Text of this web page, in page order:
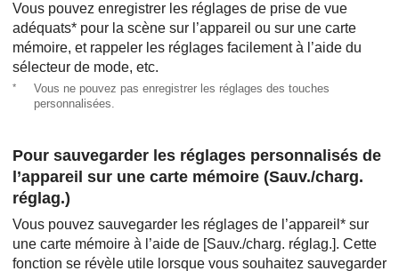
Vous pouvez enregistrer les réglages de prise de vue
adéquats* pour la scène sur l’appareil ou sur une carte
mémoire, et rappeler les réglages facilement à l’aide du
sélecteur de mode, etc.
*
Vous ne pouvez pas enregistrer les réglages des touches
personnalisées.
Pour sauvegarder les réglages personnalisés de
l’appareil sur une carte mémoire (Sauv./charg.
réglag.)
Vous pouvez sauvegarder les réglages de l’appareil* sur
une carte mémoire à l’aide de [Sauv./charg. réglag.]. Cette
fonction se révèle utile lorsque vous souhaitez sauvegarder